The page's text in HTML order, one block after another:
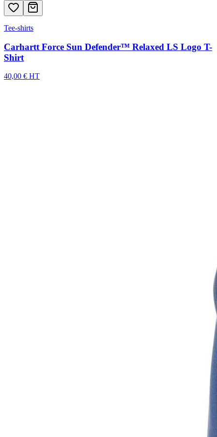
Tee-shirts
Carhartt Force Sun Defender™ Relaxed LS Logo T-
Shirt
40,00 € HT